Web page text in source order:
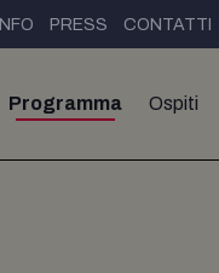
INFO PRESS CONTATTI
Programma Ospiti